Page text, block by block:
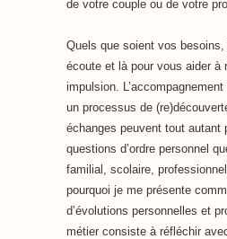
de votre couple ou de votre
Quels que soient vos
écoute et là pour vous aider à
impulsion.
un processus de
échanges peuvent tout autant
questions d’ordre personnel
familial, scolaire,
pourquoi je me présente
d’évolutions personnelles et
métier consiste à réfléchir